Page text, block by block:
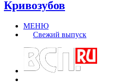
Кривозубов
МЕНЮ
Свежий выпуск